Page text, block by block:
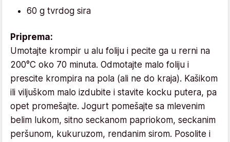
60 g tvrdog sira
Priprema:
Umotajte krompir u alu foliju i pecite ga u rerni na
200°C oko 70 minuta. Odmotajte malo foliju i
prescite krompira na pola (ali ne do kraja). Kašikom
ili viljuškom malo izdubite i stavite kocku putera, pa
opet promešajte. Jogurt pomešajte sa mlevenim
belim lukom, sitno seckanom papriokom, seckanim
peršunom, kukuruzom, rendanim sirom. Posolite i